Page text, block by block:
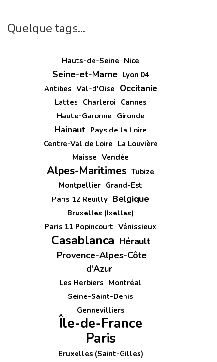
Quelque tags...
Hauts-de-Seine Nice
Seine-et-Marne Lyon 04
Antibes Val-d'Oise Occitanie
Lattes Charleroi Cannes
Haute-Garonne Gironde
Hainaut Pays de la Loire
Centre-Val de Loire La Louvière
Maisse Vendée
Alpes-Maritimes Tubize
Montpellier Grand-Est
Paris 12 Reuilly Belgique
Bruxelles (Ixelles)
Paris 11 Popincourt Vénissieux
Casablanca Hérault
Provence-Alpes-Côte
d'Azur
Les Herbiers Montréal
Seine-Saint-Denis
Gennevilliers
Île-de-France
Paris
Bruxelles (Saint-Gilles)